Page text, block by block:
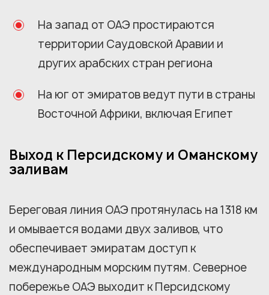
На запад от ОАЭ простираются
территории Саудовской Аравии и
других арабских стран региона
На юг от эмиратов ведут пути в страны
Восточной Африки, включая Египет
Выход к Персидскому и Оманскому
заливам
Береговая линия ОАЭ протянулась на 1318 км
и омывается водами двух заливов, что
обеспечивает эмиратам доступ к
международным морским путям. Северное
побережье ОАЭ выходит к Персидскому